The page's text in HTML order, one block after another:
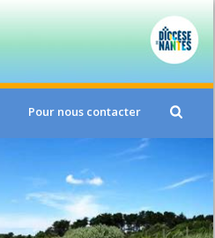
Pour nous contacter